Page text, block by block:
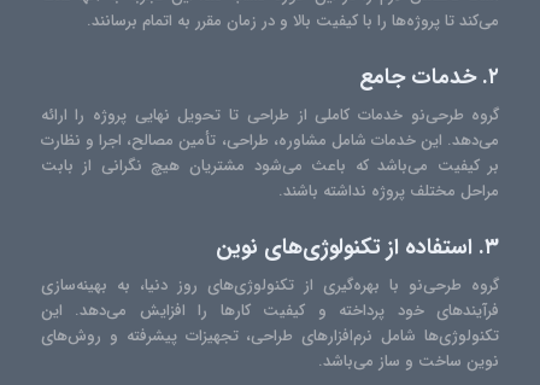
می‌کند تا پروژه‌ها را با کیفیت بالا و در زمان مقرر به اتمام برسانند.
۲. خدمات جامع
گروه طرحی‌نو خدمات کاملی از طراحی تا تحویل نهایی پروژه را ارائه
می‌دهد. این خدمات شامل مشاوره، طراحی، تأمین مصالح، اجرا و نظارت
بر کیفیت می‌باشد که باعث می‌شود مشتریان هیچ نگرانی از بابت
مراحل مختلف پروژه نداشته باشند.
۳. استفاده از تکنولوژی‌های نوین
گروه طرحی‌نو با بهره‌گیری از تکنولوژی‌های روز دنیا، به بهینه‌سازی
فرآیندهای خود پرداخته و کیفیت کارها را افزایش می‌دهد. این
تکنولوژی‌ها شامل نرم‌افزارهای طراحی، تجهیزات پیشرفته و روش‌های
نوین ساخت و ساز می‌باشد.